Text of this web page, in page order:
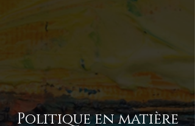
Politique en matière